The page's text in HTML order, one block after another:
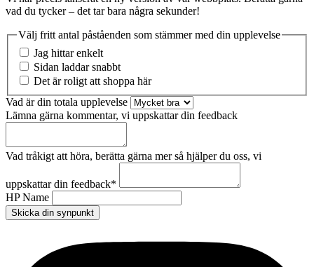
vad du tycker – det tar bara några sekunder!
Välj fritt antal påståenden som stämmer med din upplevelse
Jag hittar enkelt
Sidan laddar snabbt
Det är roligt att shoppa här
Vad är din totala upplevelse
Lämna gärna kommentar, vi uppskattar din feedback
Vad tråkigt att höra, berätta gärna mer så hjälper du oss, vi
uppskattar din feedback*
HP Name
Skicka din synpunkt